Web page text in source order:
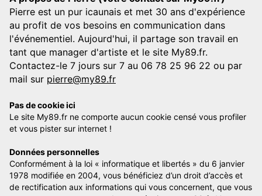
Pierre est un pur icaunais et met 30 ans d'expérience
au profit de vos besoins en communication dans
l'événementiel. Aujourd'hui, il partage son travail en
tant que manager d'artiste et le site My89.fr.
Contactez-le 7 jours sur 7 au 06 78 25 96 22 ou par
mail sur pierre@my89.fr
Pas de cookie ici
Le site My89.fr ne comporte aucun cookie censé vous profiler
et vous pister sur internet !
Données personnelles
Conformément à la loi « informatique et libertés » du 6 janvier
1978 modifiée en 2004, vous bénéficiez d’un droit d’accès et
de rectification aux informations qui vous concernent, que vous